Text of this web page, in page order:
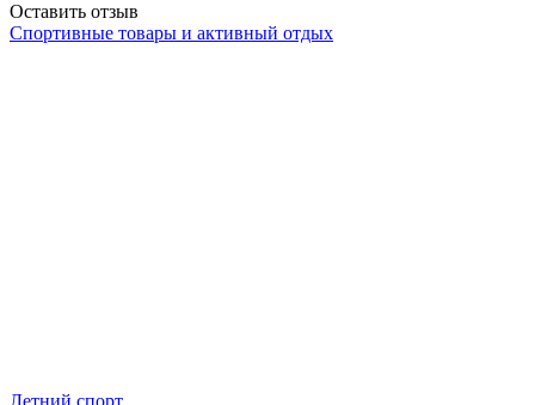
Оставить отзыв
Спортивные товары и активный отдых